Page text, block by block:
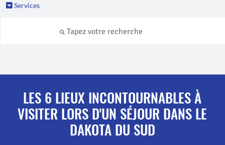
Services
LES 6 LIEUX INCONTOURNABLES À
VISITER LORS D'UN SÉJOUR DANS LE
DAKOTA DU SUD